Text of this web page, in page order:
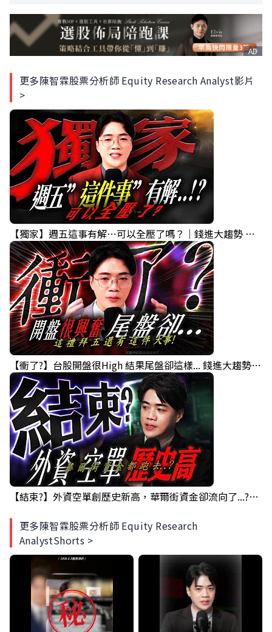
AD
更多陳智霖股票分析師 Equity Research Analyst影片
>
【獨家】週五這事有解⋯可以全壓了嗎？｜錢進大趨勢 Mr.智霖 陳 2026/08/06
【衝了?】台股開盤很High 結果尾盤卻這樣... 錢進大趨勢 Mr.智霖 陳 2026/08/05
【結束?】外資空單創歷史新高，華爾街資金卻流向了...?｜錢進大趨勢 Mr.智霖 陳 2026/08/04
更多陳智霖股票分析師 Equity Research
AnalystShorts >